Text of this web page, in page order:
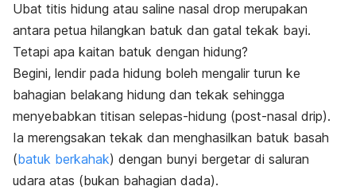
Ubat titis hidung atau saline nasal drop merupakan
antara petua hilangkan batuk dan gatal tekak bayi.
Tetapi apa kaitan batuk dengan hidung?
Begini, lendir pada hidung boleh mengalir turun ke
bahagian belakang hidung dan tekak sehingga
menyebabkan titisan selepas-hidung (post-nasal drip).
Ia merengsakan tekak dan menghasilkan batuk basah
(batuk berkahak) dengan bunyi bergetar di saluran
udara atas (bukan bahagian dada).